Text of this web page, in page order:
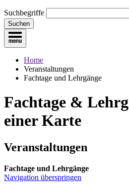
Suchbegriffe
Suchen
Home
Veranstaltungen
Fachtage und Lehrgänge
Fachtage &
einer Karte
Veranstaltungen
Fachtage und Lehrgänge
Navigation überspringen